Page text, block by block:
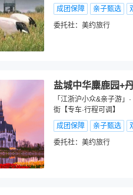
成团保障
亲子甄选
委托社： 美约旅行
盐城中华麋鹿园+
「江浙沪小众&亲子游
街【专车·行程可调】
成团保障
亲子甄选
委托社： 美约旅行